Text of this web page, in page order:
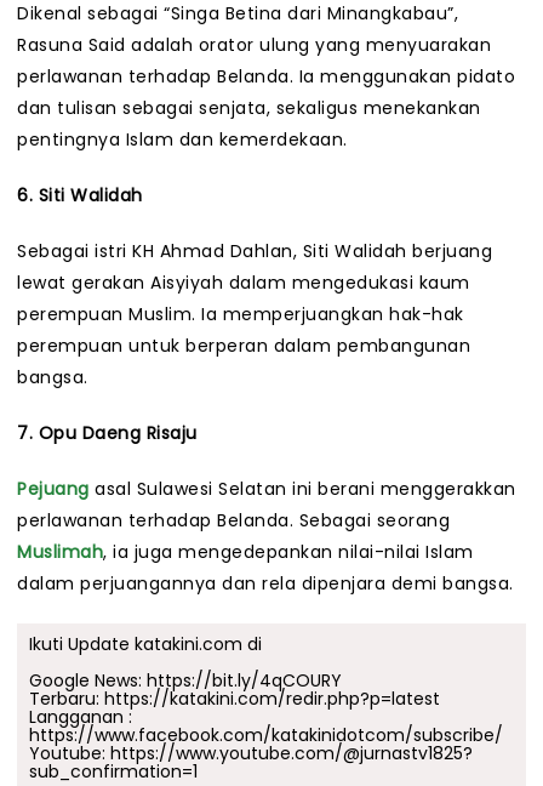
Dikenal sebagai “Singa Betina dari Minangkabau”,
Rasuna Said adalah orator ulung yang menyuarakan
perlawanan terhadap Belanda. Ia menggunakan pidato
dan tulisan sebagai senjata, sekaligus menekankan
pentingnya Islam dan kemerdekaan.
6. Siti Walidah
Sebagai istri KH Ahmad Dahlan, Siti Walidah berjuang
lewat gerakan Aisyiyah dalam mengedukasi kaum
perempuan Muslim. Ia memperjuangkan hak-hak
perempuan untuk berperan dalam pembangunan
bangsa.
7. Opu Daeng Risaju
Pejuang asal Sulawesi Selatan ini berani menggerakkan
perlawanan terhadap Belanda. Sebagai seorang
Muslimah, ia juga mengedepankan nilai-nilai Islam
dalam perjuangannya dan rela dipenjara demi bangsa.
Ikuti Update katakini.com di
Google News: https://bit.ly/4qCOURY
Terbaru: https://katakini.com/redir.php?p=latest
Langganan :
https://www.facebook.com/katakinidotcom/subscribe/
Youtube: https://www.youtube.com/@jurnastv1825?
sub_confirmation=1